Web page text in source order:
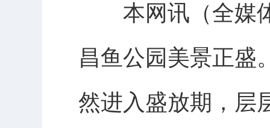
本网讯（全媒体
昌鱼公园美景正盛
然进入盛放期，层